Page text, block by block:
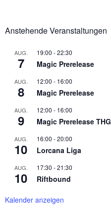
Anstehende Veranstaltungen
AUG.
7
19:00 -22:30
Magic Prerelease
AUG.
8
12:00 - 16:00
Magic Prerelease
AUG.
9
12:00 - 16:00
Magic Prerelease THG
AUG.
10
16:00 -20:00
Lorcana Liga
AUG.
10
17:30 -21:30
Riftbound
Kalender anzeigen